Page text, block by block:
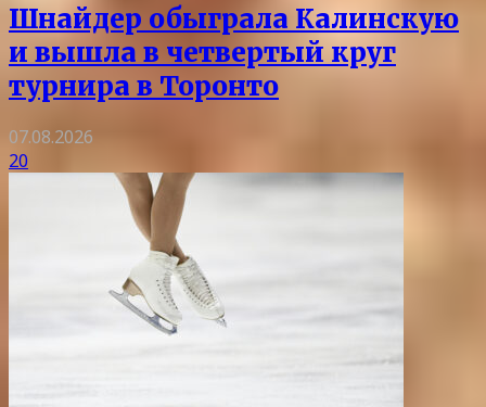
Шнайдер обыграла Калинскую
и вышла в четвертый круг
турнира в Торонто
07.08.2026
20